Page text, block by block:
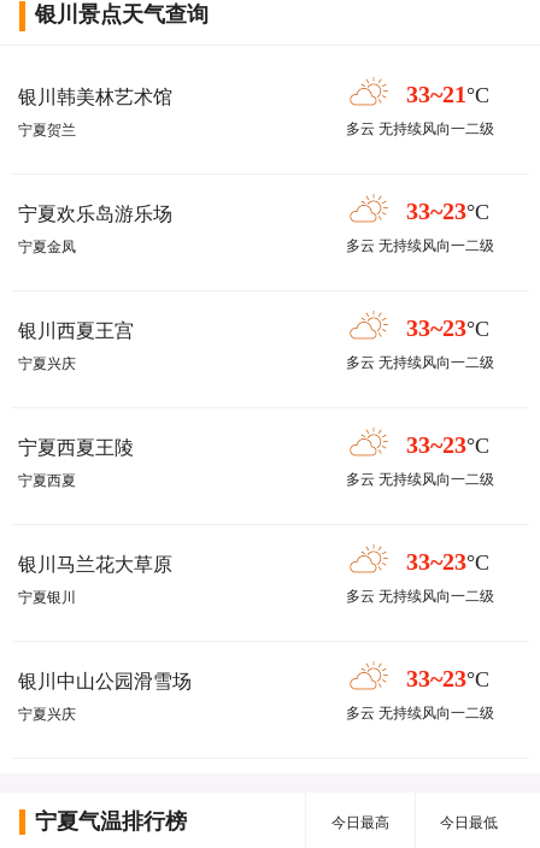
银川景点天气查询
银川韩美林艺术馆
宁夏贺兰
33~21 °C
多云 无持续风向一二级
宁夏欢乐岛游乐场
宁夏金凤
33~23°C
多云 无持续风向一二级
银川西夏王宫
宁夏兴庆
33~23°C
多云 无持续风向一二级
宁夏西夏王陵
宁夏西夏
33~23°C
多云 无持续风向一二级
银川马兰花大草原
宁夏银川
33~23°C
多云 无持续风向一二级
银川中山公园滑雪场
宁夏兴庆
33~23°C
多云 无持续风向一二级
宁夏气温排行榜 今日最高 今日最低